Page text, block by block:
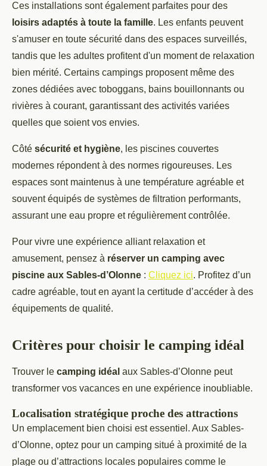
Ces installations sont également parfaites pour des
loisirs adaptés à toute la famille. Les enfants peuvent
s'amuser en toute sécurité dans des espaces surveillés,
tandis que les adultes profitent d'un moment de relaxation
bien mérité. Certains campings proposent même des
zones dédiées avec toboggans, bains bouillonnants ou
rivières à courant, garantissant des activités variées
quelles que soient vos envies.
Côté sécurité et hygiène, les piscines couvertes
modernes répondent à des normes rigoureuses. Les
espaces sont maintenus à une température agréable et
souvent équipés de systèmes de filtration performants,
assurant une eau propre et régulièrement contrôlée.
Pour vivre une expérience alliant relaxation et
amusement, pensez à réserver un camping avec
piscine aux Sables-d’Olonne : Cliquez ici. Profitez d’un
cadre agréable, tout en ayant la certitude d’accéder à des
équipements de qualité.
Critères pour choisir le camping idéal
Trouver le camping idéal aux Sables-d’Olonne peut
transformer vos vacances en une expérience inoubliable.
Localisation stratégique proche des attractions
Un emplacement bien choisi est essentiel. Aux Sables-
d’Olonne, optez pour un camping situé à proximité de la
plage ou d’attractions locales populaires comme le